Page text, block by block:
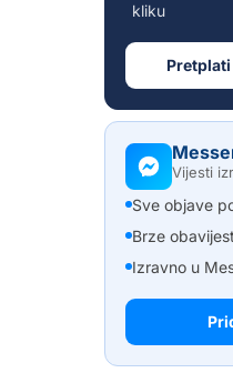
kliku
Vijesti
Sve objave
Brze
Izravno u